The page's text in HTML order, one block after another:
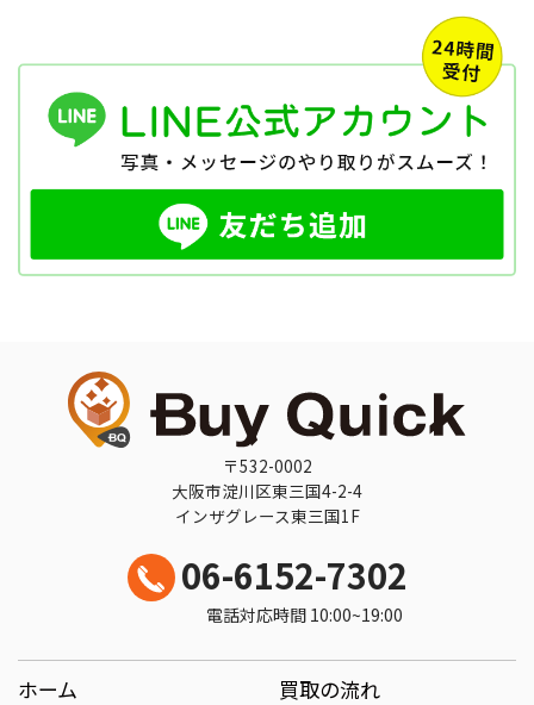
〒532-0002
大阪市淀川区東三国4-2-4
インザグレース東三国1F
06-6152-7302
電話対応時間 10:00~19:00
ホーム
買取の流れ